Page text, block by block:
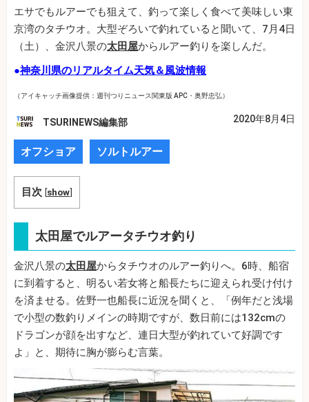
エサでもルアーでも狙えて、釣って楽しく食べて美味しい東
京湾のタチウオ。大型ぞろいで釣れていると聞いて、7月4日
（土）、金沢八景の太田屋からルアー釣りを楽しんだ。
●神奈川県のリアルタイム天気＆風波情報
（アイキャッチ画像提供：週刊つりニュース関東版 APC・奥野忠弘）
TSURINEWS編集部 2020年8月4日
オフショア ソルトルアー
目次 [show]
太田屋でルアータチウオ釣り
金沢八景の太田屋からタチウオのルアー釣りへ。6時、船宿
に到着すると、明るい若女将と船長たちに迎えられ受け付け
を済ませる。佐野一也船長に近況を聞くと、「例年だと浅場
で小型の数釣りメインの時期ですが、数日前には132cmの
ドラゴンが顔を出すなど、連日大型が釣れていて好調です
よ」と、期待に胸が膨らむ言葉。